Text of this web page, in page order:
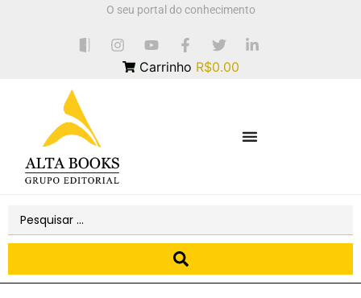
O seu portal do conhecimento
Carrinho R$0.00